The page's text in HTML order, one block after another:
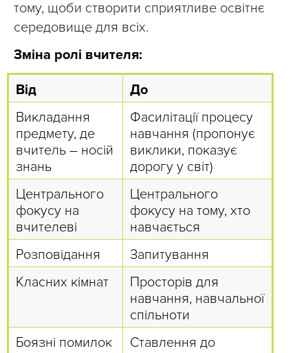
тому, щоби створити сприятливе освітнє
середовище для всіх.
Зміна ролі вчителя:
Від
До
Викладання
предмету, де
вчитель – носій
знань
Фасилітації процесу
навчання (пропонує
виклики, показує
дорогу у світ)
Центрального
фокусу на
вчителеві
Центрального
фокусу на тому, хто
навчається
Розповідання
Запитування
Класних кімнат
Просторів для
навчання, навчальної
спільноти
Боязні помилок
Ставлення до